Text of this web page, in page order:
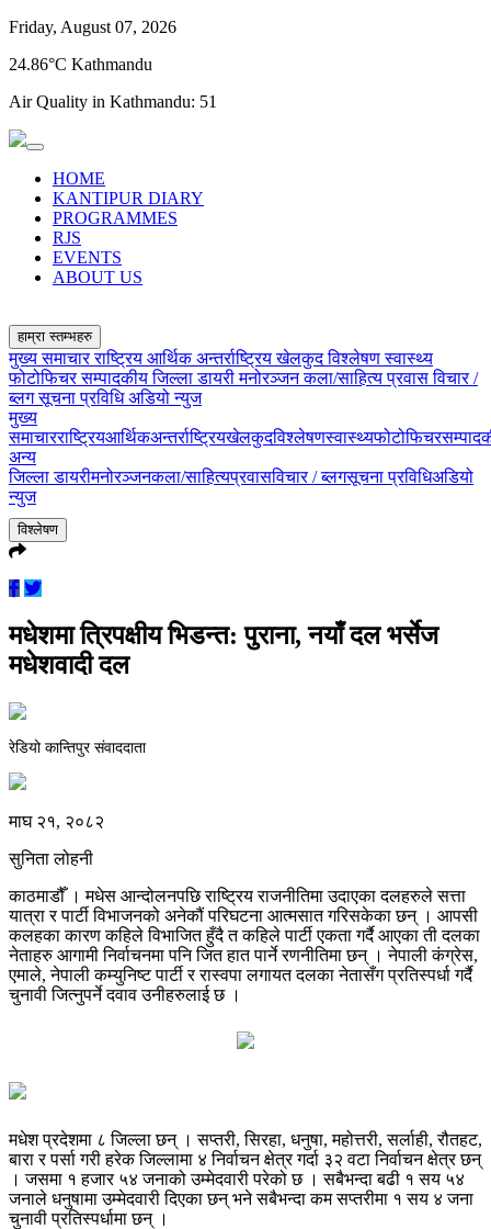
Friday, August 07, 2026
24.86°C Kathmandu
Air Quality in Kathmandu: 51
HOME
KANTIPUR DIARY
PROGRAMMES
RJS
EVENTS
ABOUT US
हाम्रा स्तम्भहरु
मुख्य समाचारराष्ट्रिय आर्थिकअन्तर्राष्ट्रियखेलकुदविश्लेषणस्वास्थ्य
फोटोफिचरसम्पादकीयजिल्ला डायरीमनोरञ्जनकला/साहित्यप्रवासविचार /
ब्लगसूचना प्रविधिअडियो न्युज
मुख्य
समाचारराष्ट्रियआर्थिकअन्तर्राष्ट्रियखेलकुदविश्लेषणस्वास्थ्यफोटोफिचर
अन्य
जिल्ला डायरीमनोरञ्जनकला/साहित्यप्रवासविचार / ब्लगसूचना प्रविधिअडियो
न्युज
विश्लेषण
मधेशमा त्रिपक्षीय भिडन्त: पुराना, नयाँ दल भर्सेज
मधेशवादी दल
रेडियो कान्तिपुर संवाददाता
माघ २१, २०८२
सुनिता लोहनी
काठमाडौँ । मधेस आन्दोलनपछि राष्ट्रिय राजनीतिमा उदाएका दलहरुले सत्ता
यात्रा र पार्टी विभाजनको अनेकौं परिघटना आत्मसात गरिसकेका छन् । आपसी
कलहका कारण कहिले विभाजित हुँदै त कहिले पार्टी एकता गर्दै आएका ती दलका
नेताहरु आगामी निर्वाचनमा पनि जित हात पार्ने रणनीतिमा छन् । नेपाली कंग्रेस,
एमाले, नेपाली कम्युनिष्ट पार्टी र रास्वपा लगायत दलका नेतासँग प्रतिस्पर्धा गर्दै
चुनावी जित्नुपर्ने दवाव उनीहरुलाई छ ।
मधेश प्रदेशमा ८ जिल्ला छन् । सप्तरी, सिरहा, धनुषा, महोत्तरी, सर्लाही, रौतहट,
बारा र पर्सा गरी हरेक जिल्लामा ४ निर्वाचन क्षेत्र गर्दा ३२ वटा निर्वाचन क्षेत्र छन्
। जसमा १ हजार ५४ जनाको उम्मेदवारी परेको छ । सबैभन्दा बढी १ सय ५४
जनाले धनुषामा उम्मेदवारी दिएका छन् भने सबैभन्दा कम सप्तरीमा १ सय ४ जना
चुनावी प्रतिस्पर्धामा छन् ।